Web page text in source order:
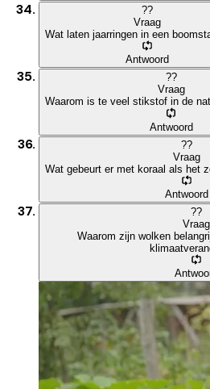
??
Vraag
Wat laten jaarringen in een
Antwoord
??
Vraag
Waarom is te veel stikstof in de
Antwoord
??
Vraag
Wat gebeurt er met koraal als het
Antwoord
??
Vraag
Waarom zijn wolken